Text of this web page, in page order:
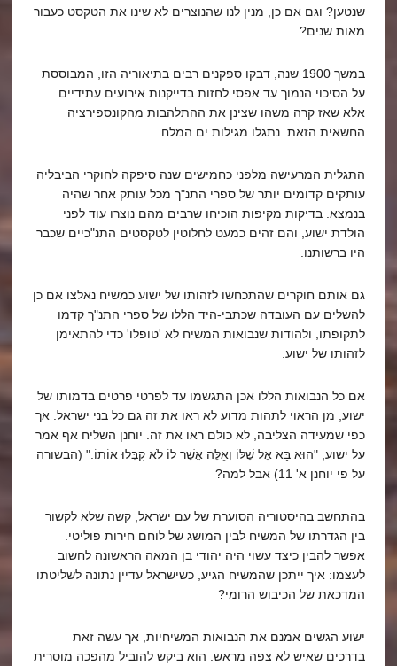
שנטען? וגם אם כן, מנין לנו שהנוצרים לא שינו את הטקסט כעבור
מאות שנים?
במשך 1900 שנה, דבקו ספקנים רבים בתיאוריה הזו, המבוססת
על הסיכוי הנמוך עד אפסי לחזות בדייקנות אירועים עתידיים.
אלא שאז קרה משהו שצינן את ההתלהבות מהקונספירציה
החשאית הזאת. נתגלו מגילות ים המלח.
התגלית המרעישה מלפני כחמישים שנה סיפקה לחוקרי הביבליה
עותקים קדומים יותר של ספרי התנ"ך מכל עותק אחר שהיה
בנמצא. בדיקות מקיפות הוכיחו שרבים מהם נוצרו עוד לפני
הולדת ישוע, והם זהים כמעט לחלוטין לטקסטים התנ"כיים שכבר
היו ברשותנו.
גם אותם חוקרים שהתכחשו לזהותו של ישוע כמשיח נאלצו אם כן
להשלים עם העובדה שכתבי-היד הללו של ספרי התנ"ך קדמו
לתקופתו, ולהודות שנבואות המשיח לא 'טופלו' כדי להתאימן
לזהותו של ישוע.
אם כל הנבואות הללו אכן התגשמו עד לפרטי פרטים בדמותו של
ישוע, מן הראוי לתהות מדוע לא ראו את זה גם כל בני ישראל. אך
כפי שמעידה הצליבה, לא כולם ראו את זה. יוחנן השליח אף אמר
על ישוע, "הוּא בָּא אֶל שֶׁלּוֹ וְאֵלֶּה אֲשֶׁר לוֹ לֹא קִבְּלוּ אוֹתוֹ." (הבשורה
על פי יוחנן א' 11) אבל למה?
בהתחשב בהיסטוריה הסוערת של עם ישראל, קשה שלא לקשור
בין הגדרתו של המשיח לבין המושג של לוחם חירות פוליטי.
אפשר להבין כיצד עשוי היה יהודי בן המאה הראשונה לחשוב
לעצמו: איך ייתכן שהמשיח הגיע, כשישראל עדיין נתונה לשליטתו
המדכאת של הכיבוש הרומי?
ישוע הגשים אמנם את הנבואות המשיחיות, אך עשה זאת
בדרכים שאיש לא צפה מראש. הוא ביקש להוביל מהפכה מוסרית